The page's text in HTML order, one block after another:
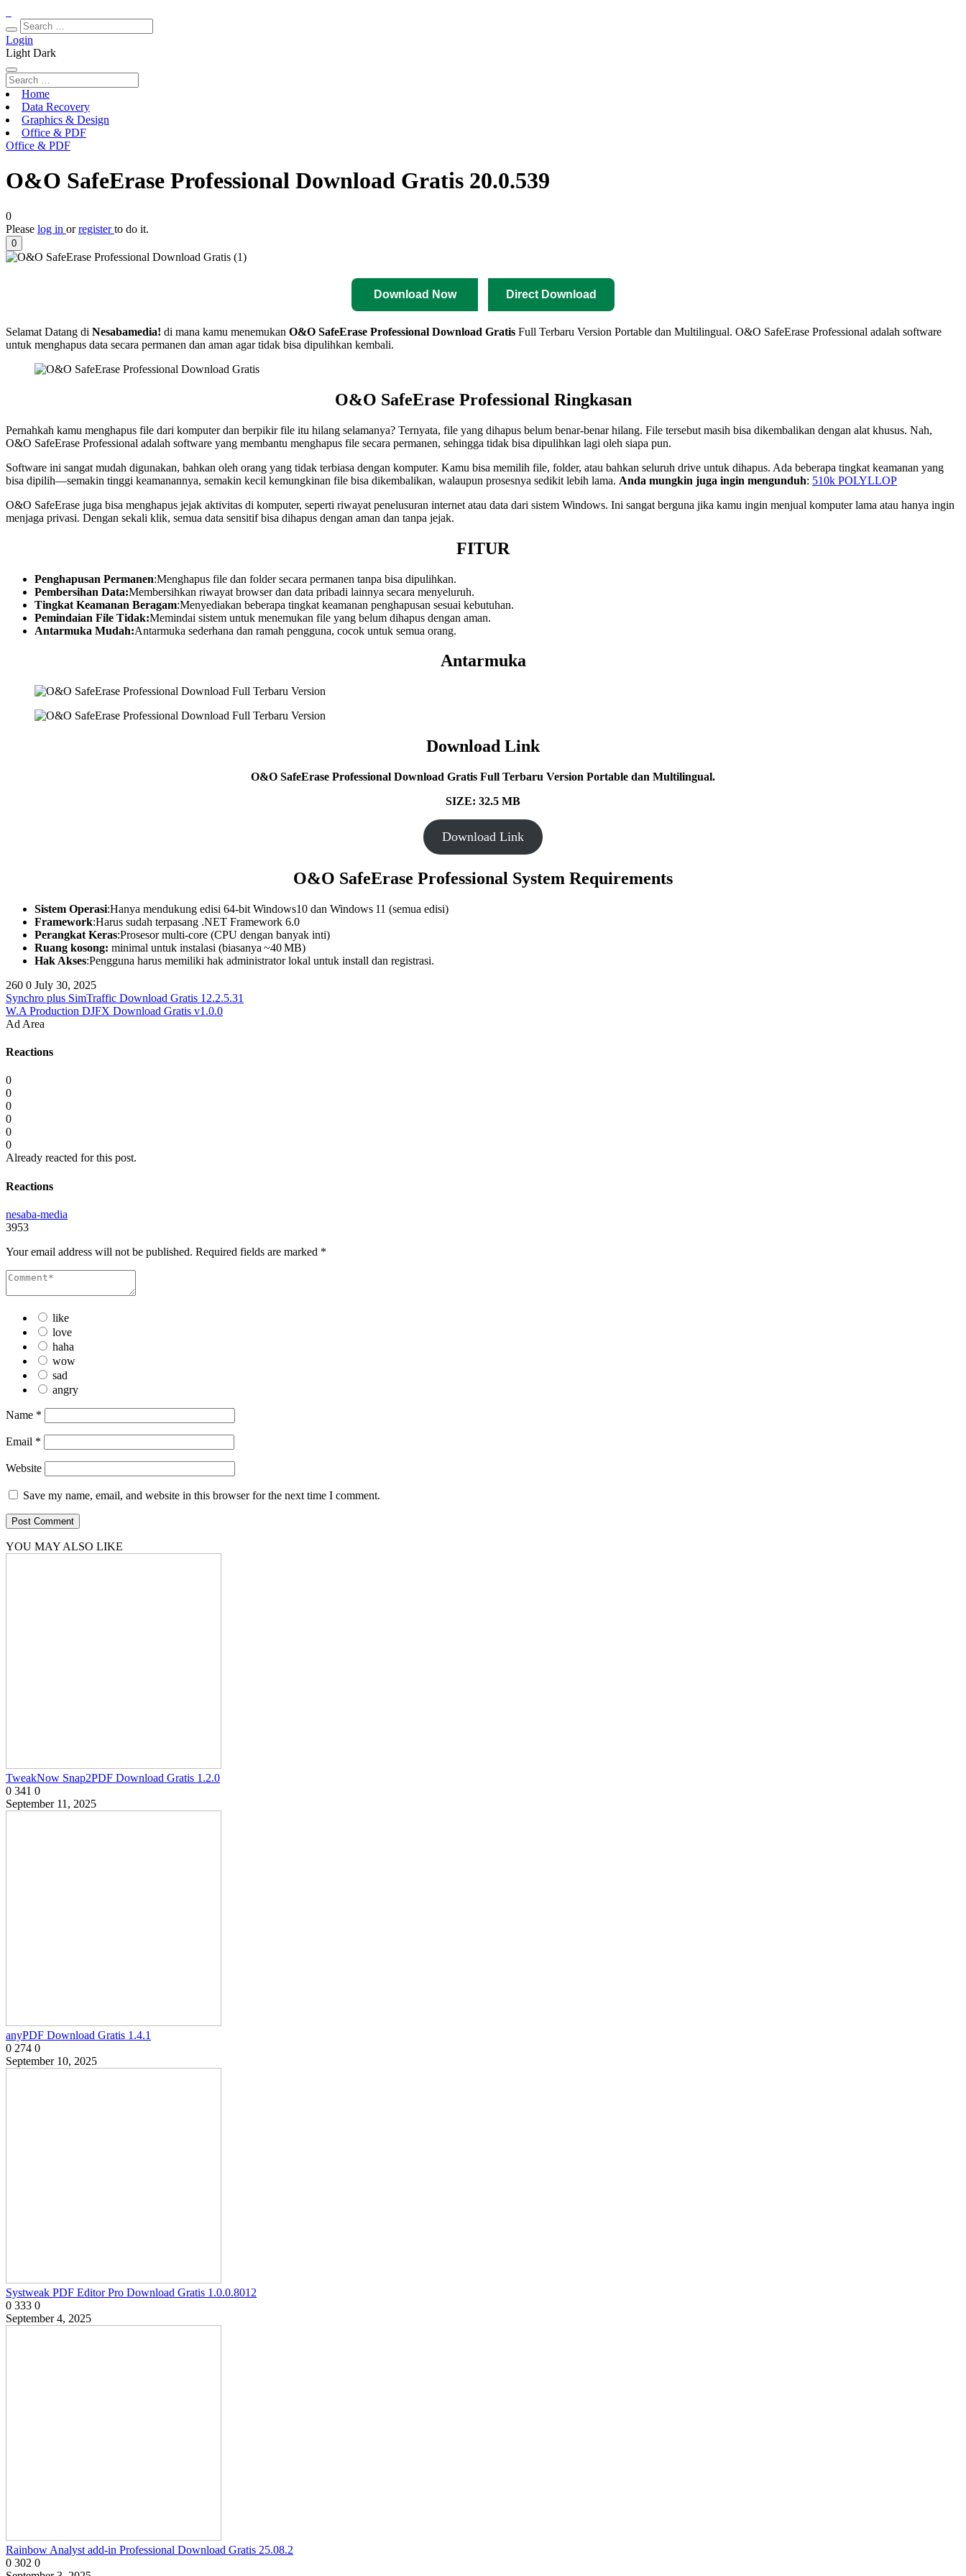
Login
Light Dark
Home
Data Recovery
Graphics & Design
Office & PDF
Office & PDF
O&O SafeErase Professional Download Gratis 20.0.539
0
Please log in orregisterto do it.
0
Download Now Direct Download
Selamat Datang di Nesabamedia! di mana kamu menemukan O&O SafeErase Professional Download Gratis Full Terbaru Version Portable dan Multilingual. O&O SafeErase Professional adalah software
untuk menghapus data secara permanen dan aman agar tidak bisa dipulihkan kembali.
O&O SafeErase Professional Ringkasan
Pernahkah kamu menghapus file dari komputer dan berpikir file itu hilang selamanya? Ternyata, file yang dihapus belum benar-benar hilang. File tersebut masih bisa dikembalikan dengan alat khusus. Nah,
O&O SafeErase Professional adalah software yang membantu menghapus file secara permanen, sehingga tidak bisa dipulihkan lagi oleh siapa pun.
Software ini sangat mudah digunakan, bahkan oleh orang yang tidak terbiasa dengan komputer. Kamu bisa memilih file, folder, atau bahkan seluruh drive untuk dihapus. Ada beberapa tingkat keamanan yang
bisa dipilih—semakin tinggi keamanannya, semakin kecil kemungkinan file bisa dikembalikan, walaupun prosesnya sedikit lebih lama. Anda mungkin juga ingin mengunduh: 510k POLYLLOP
O&O SafeErase juga bisa menghapus jejak aktivitas di komputer, seperti riwayat penelusuran internet atau data dari sistem Windows. Ini sangat berguna jika kamu ingin menjual komputer lama atau hanya ingin
menjaga privasi. Dengan sekali klik, semua data sensitif bisa dihapus dengan aman dan tanpa jejak.
FITUR
Penghapusan Permanen:Menghapus file dan folder secara permanen tanpa bisa dipulihkan.
Pembersihan Data:Membersihkan riwayat browser dan data pribadi lainnya secara menyeluruh.
Tingkat Keamanan Beragam:Menyediakan beberapa tingkat keamanan penghapusan sesuai kebutuhan.
Pemindaian File Tidak:Memindai sistem untuk menemukan file yang belum dihapus dengan aman.
Antarmuka Mudah:Antarmuka sederhana dan ramah pengguna, cocok untuk semua orang.
Antarmuka
Download Link
O&O SafeErase Professional Download Gratis Full Terbaru Version Portable dan Multilingual.
SIZE: 32.5 MB
Download Link
O&O SafeErase Professional System Requirements
Sistem Operasi:Hanya mendukung edisi 64-bit Windows10 dan Windows 11 (semua edisi)
Framework:Harus sudah terpasang .NET Framework 6.0
Perangkat Keras:Prosesor multi‑core (CPU dengan banyak inti)
Ruang kosong: minimal untuk instalasi (biasanya ~40 MB)
Hak Akses:Pengguna harus memiliki hak administrator lokal untuk install dan registrasi.
260 0 July 30, 2025
Synchro plus SimTraffic Download Gratis 12.2.5.31
W.A Production DJFX Download Gratis v1.0.0
Ad Area
Reactions
0
0
0
0
0
0
Already reacted for this post.
Reactions
nesaba-media
3953
Your email address will not be published. Required fields are marked *
like
love
haha
wow
sad
angry
Name *
Email *
Website
Save my name, email, and website in this browser for the next time I comment.
YOU MAY ALSO LIKE
TweakNow Snap2PDF Download Gratis 1.2.0
0 341 0
September 11, 2025
anyPDF Download Gratis 1.4.1
0 274 0
September 10, 2025
Systweak PDF Editor Pro Download Gratis 1.0.0.8012
0 333 0
September 4, 2025
Rainbow Analyst add-in Professional Download Gratis 25.08.2
0 302 0